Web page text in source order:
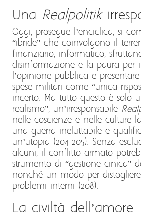
Una Realpolitik
Oggi, prosegue l’enciclica, si
“ibride” che coinvolgono il
finanziario, informatico,
disinformazione e la paura per
l’opinione pubblica e
spese militari come “unica
incerto. Ma tutto questo è solo
realismo”, un’irresponsabile
nelle coscienze e nelle culture
una guerra ineluttabile e
un’utopia (204-205). Senza
alcuni, il conflitto armato
strumento di “gestione cinica”
nonché un modo per
problemi interni (208).
La civiltà dell’amore